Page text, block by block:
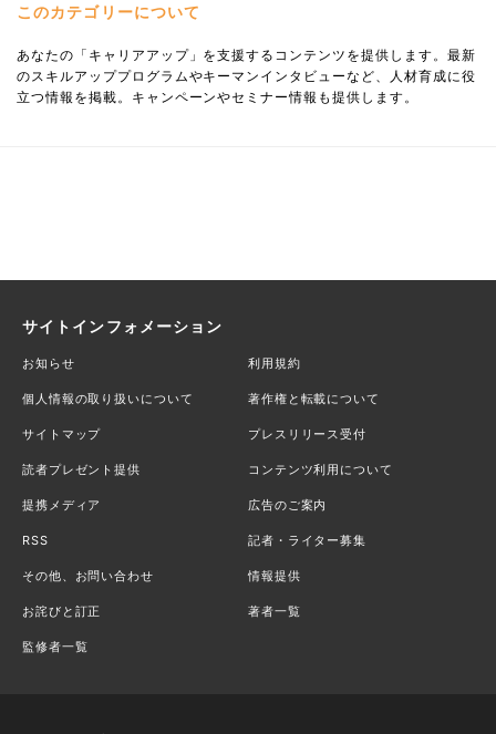
このカテゴリーについて
あなたの「キャリアアップ」を支援するコンテンツを提供します。最新
のスキルアッププログラムやキーマンインタビューなど、人材育成に役
立つ情報を掲載。キャンペーンやセミナー情報も提供します。
サイトインフォメーション
お知らせ 利用規約
個人情報の取り扱いについて 著作権と転載について
サイトマップ プレスリリース受付
読者プレゼント提供 コンテンツ利用について
提携メディア 広告のご案内
RSS 記者・ライター募集
その他、お問い合わせ 情報提供
お詫びと訂正 著者一覧
監修者一覧